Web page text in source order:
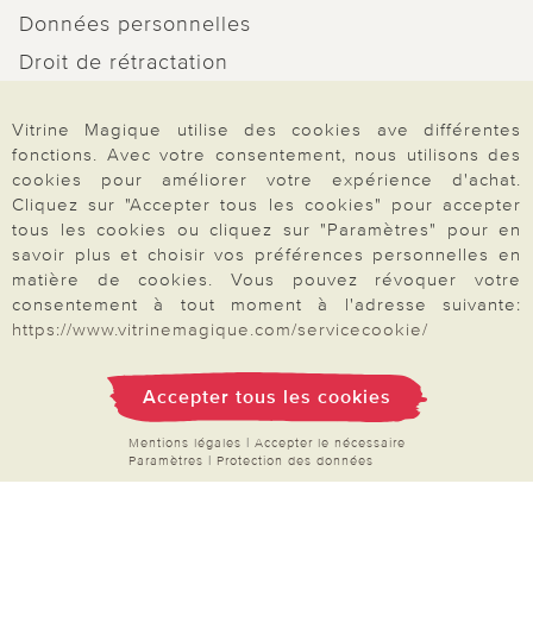
Données personnelles
Droit de rétractation
Paiement & Livraison
À propos de nous
Besoin d'aide?
Vitrine Magique utilise des cookies ave différentes
fonctions. Avec votre consentement, nous utilisons des
cookies pour améliorer votre expérience d'achat.
Cliquez sur "Accepter tous les cookies" pour accepter
tous les cookies ou cliquez sur "Paramètres" pour en
savoir plus et choisir vos préférences personnelles en
matière de cookies. Vous pouvez révoquer votre
consentement à tout moment à l'adresse suivante:
https://www.vitrinemagique.com/servicecookie/
Accepter tous les cookies
Mentions légales | Accepter le nécessaire
Paramètres | Protection des données